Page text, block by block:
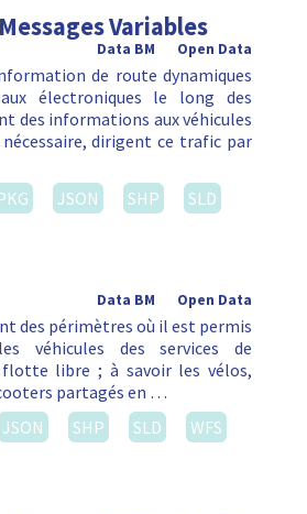
Variables
Open Data
Data BM
de route dynamiques
électroniques le long des
des informations aux véhicules
dirigent ce trafic par
JSON SHP
SLD
Open Data
Data BM
des périmètres où il est permis
véhicules des services de
libre ; à savoir les vélos,
partagés en …
JSON SHP SLD
WFS